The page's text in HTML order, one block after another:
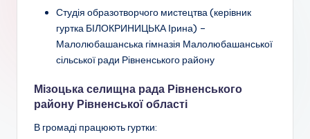
Студія образотворчого мистецтва (керівник
гуртка БІЛОКРИНИЦЬКА Ірина) –
Малолюбашанська гімназія Малолюбашанської
сільської ради Рівненського району
Мізоцька селищна рада Рівненського
району Рівненської області
В громаді працюють гуртки: